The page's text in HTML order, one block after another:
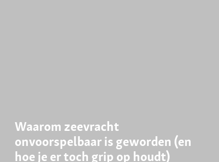
Waarom zeevracht
onvoorspelbaar is geworden (en
hoe je er toch grip op houdt)